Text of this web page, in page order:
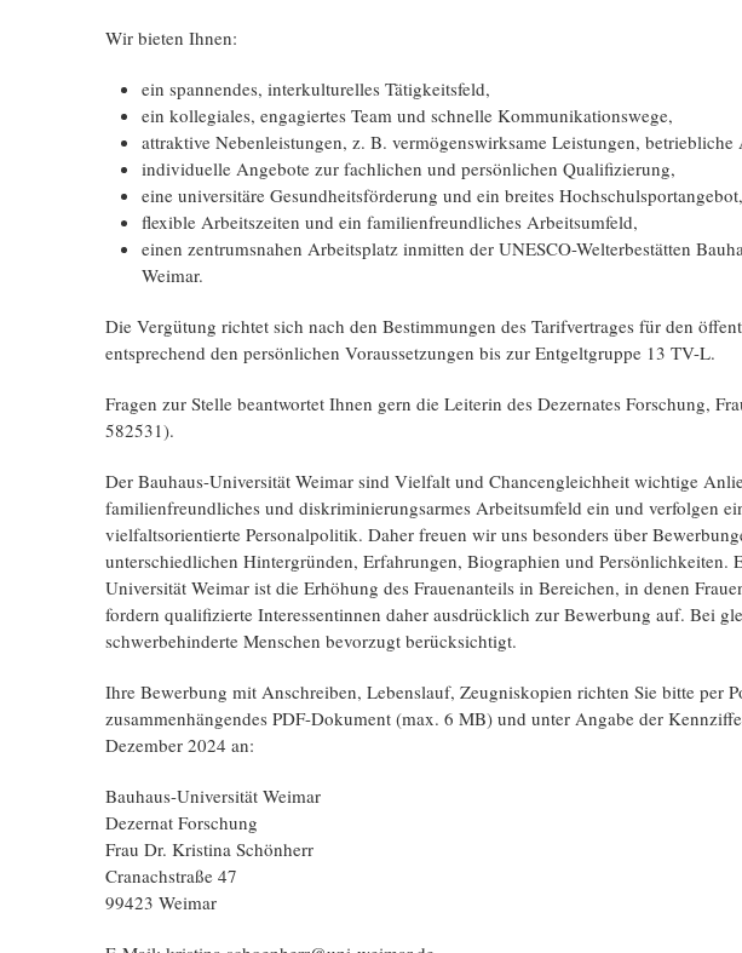
Wir bieten Ihnen:
ein spannendes, interkulturelles Tätigkeitsfeld,
ein kollegiales, engagiertes Team und schnelle Kommunikationswege,
attraktive Nebenleistungen, z. B. vermögenswirksame Leistungen,
individuelle Angebote zur fachlichen und persönlichen Qualifizierung,
eine universitäre Gesundheitsförderung und ein breites Hochschulsportangebot,
flexible Arbeitszeiten und ein familienfreundliches Arbeitsumfeld,
einen zentrumsnahen Arbeitsplatz inmitten der UNESCO-Welterbestätten
Weimar.
Die Vergütung richtet sich nach den Bestimmungen des Tarifvertrages für den
entsprechend den persönlichen Voraussetzungen bis zur Entgeltgruppe 13 TV-L.
Fragen zur Stelle beantwortet Ihnen gern die Leiterin des Dezernates Forschung,
582531).
Der Bauhaus-Universität Weimar sind Vielfalt und Chancengleichheit wichtige
familienfreundliches und diskriminierungsarmes Arbeitsumfeld ein und verfolgen
vielfaltsorientierte Personalpolitik. Daher freuen wir uns besonders über
unterschiedlichen Hintergründen, Erfahrungen, Biographien und Persönlichkeiten.
Universität Weimar ist die Erhöhung des Frauenanteils in Bereichen, in denen
fordern qualifizierte Interessentinnen daher ausdrücklich zur Bewerbung auf. Bei
schwerbehinderte Menschen bevorzugt berücksichtigt.
Ihre Bewerbung mit Anschreiben, Lebenslauf, Zeugniskopien richten Sie bitte per
zusammenhängendes PDF-Dokument (max. 6 MB) und unter Angabe der
Dezember 2024 an:
Bauhaus-Universität Weimar
Dezernat Forschung
Frau Dr. Kristina Schönherr
Cranachstraße 47
99423 Weimar